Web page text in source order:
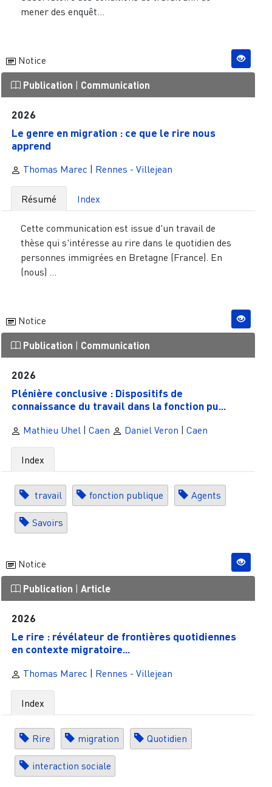
mener des enquêt...
Notice
Publication Communication
2026
Le genre en migration : ce que le rire nous
apprend
Thomas Marec Rennes - Villejean
Résumé Index
Cette communication est issue d'un travail de
thèse qui s'intéresse au rire dans le quotidien des
personnes immigrées en Bretagne (France). En
(nous) ...
Notice
Publication Communication
2026
Plénière conclusive : Dispositifs de
connaissance du travail dans la fonction pu...
Mathieu Uhel | Caen Daniel Veron | Caen
Index
travail fonction publique Agents
Savoirs
Notice
Publication Article
2026
Le rire : révélateur de frontières quotidiennes
en contexte migratoire...
Thomas Marec | Rennes - Villejean
Index
Rire migration Quotidien
interaction sociale